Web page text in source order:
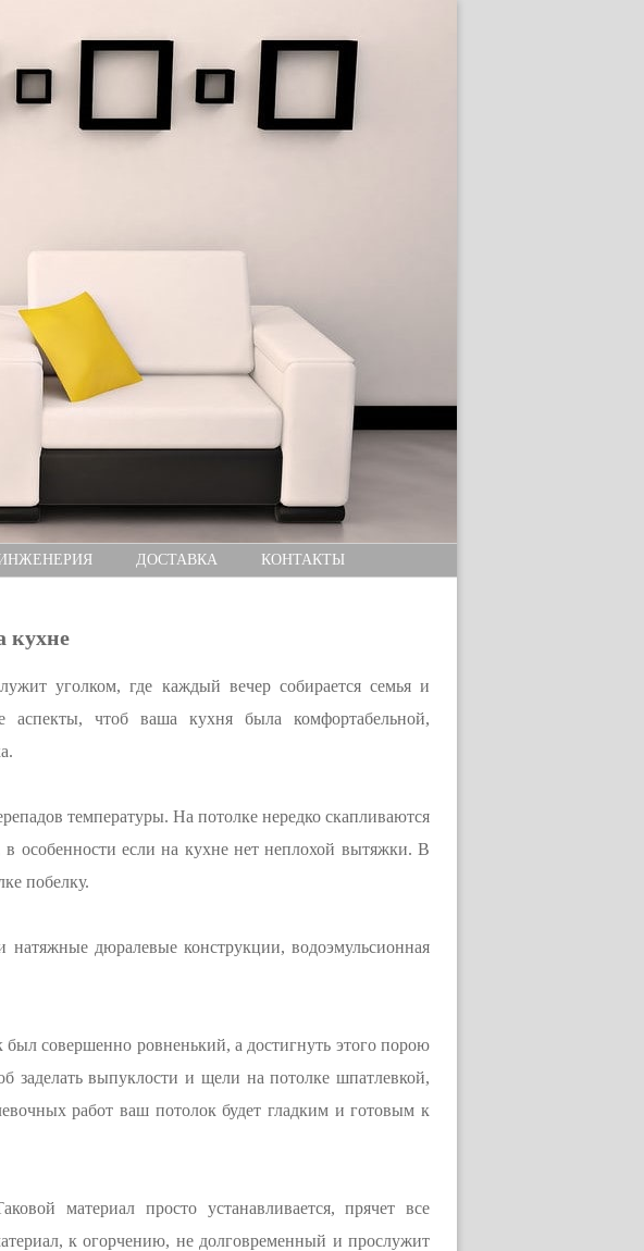
ДОСТАВКА КОНТАКТЫ
кухне
уголком, где каждый вечер собирается семья и
чтоб ваша кухня была комфортабельной,
температуры. На потолке нередко скапливаются
особенности если на кухне нет неплохой вытяжки. В
побелку.
натяжные дюралевые конструкции, водоэмульсионная
совершенно ровненький, а достигнуть этого порою
заделать выпуклости и щели на потолке шпатлевкой,
работ ваш потолок будет гладким и готовым к
материал просто устанавливается, прячет все
к огорчению, не долговременный и прослужит